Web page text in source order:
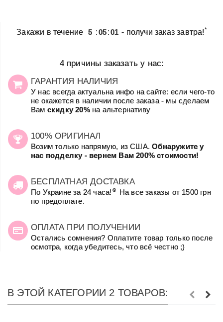
Закажи в течение 5 :05:01 - получи заказ завтра!*
4 причины заказать у нас:
ГАРАНТИЯ НАЛИЧИЯ
У нас всегда актуальна инфо на сайте: если чего-то
не окажется в наличии после заказа - мы сделаем
Вам скидку 20%на альтернативу
100% ОРИГИНАЛ
Возим только напрямую, из США.Обнаружите у
нас подделку - вернем Вам 200% стоимости!
БЕСПЛАТНАЯ ДОСТАВКА
По Украине за 24 часа! ☺
На все заказы от 1500 грн
по предоплате.
ОПЛАТА ПРИ ПОЛУЧЕНИИ
Остались сомнения? Оплатите товар только после
осмотра, когда убедитесь, что всё честно ;)
В ЭТОЙ КАТЕГОРИИ 2 ТОВАРОВ: